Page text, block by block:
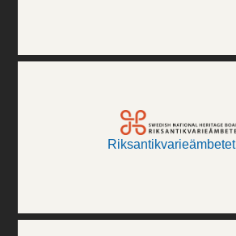
Riksantikvarieämbetet